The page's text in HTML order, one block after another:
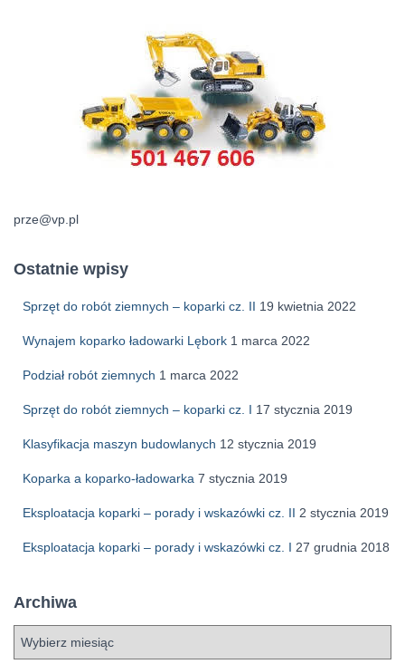
prze@vp.pl
Ostatnie wpisy
Sprzęt do robót ziemnych – koparki cz. II 19 kwietnia 2022
Wynajem koparko ładowarki Lębork 1 marca 2022
Podział robót ziemnych 1 marca 2022
Sprzęt do robót ziemnych – koparki cz. I 17 stycznia 2019
Klasyfikacja maszyn budowlanych 12 stycznia 2019
Koparka a koparko-ładowarka 7 stycznia 2019
Eksploatacja koparki – porady i wskazówki cz. II 2 stycznia 2019
Eksploatacja koparki – porady i wskazówki cz. I 27 grudnia 2018
Archiwa